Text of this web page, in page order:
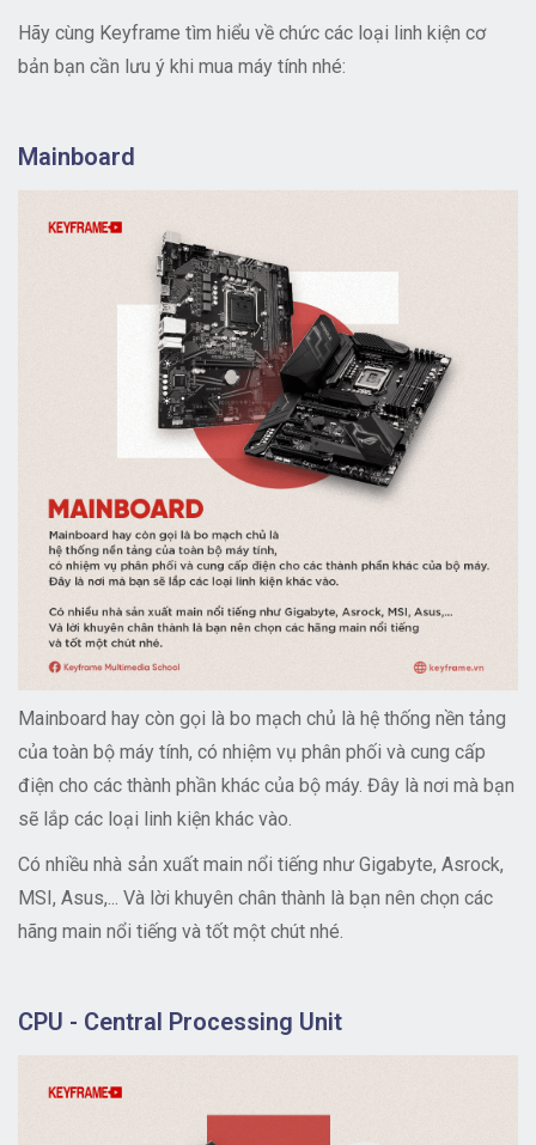
Hãy cùng Keyframe tìm hiểu về chức các loại linh kiện cơ
bản bạn cần lưu ý khi mua máy tính nhé:
Mainboard
Mainboard hay còn gọi là bo mạch chủ là hệ thống nền tảng
của toàn bộ máy tính, có nhiệm vụ phân phối và cung cấp
điện cho các thành phần khác của bộ máy. Đây là nơi mà bạn
sẽ lắp các loại linh kiện khác vào.
Có nhiều nhà sản xuất main nổi tiếng như Gigabyte, Asrock,
MSI, Asus,... Và lời khuyên chân thành là bạn nên chọn các
hãng main nổi tiếng và tốt một chút nhé.
CPU - Central Processing Unit